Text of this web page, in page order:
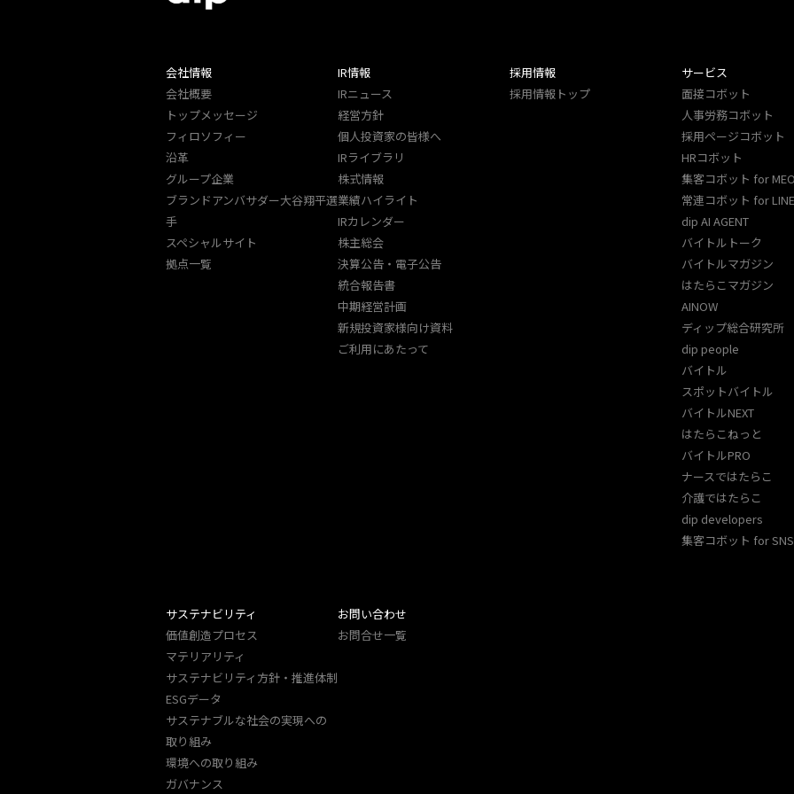
会社情報
会社概要
トップメッセージ
フィロソフィー
沿革
グループ企業
ブランドアンバサダー大谷翔平選
手
スペシャルサイト
拠点一覧
IR情報
IRニュース
経営方針
個人投資家の皆様へ
IRライブラリ
株式情報
業績ハイライト
IRカレンダー
株主総会
決算公告・電子公告
統合報告書
中期経営計画
新規投資家様向け資料
ご利用にあたって
採用情報
採用情報トップ
サービス
面接コボット
人事労務コボット​
採用ページコボット​
HRコボット
集客コボット for MEO
常連コボット for LINE​
dip AI AGENT
バイトルトーク
バイトルマガジン
はたらこマガジン
AINOW
ディップ総合研究所
dip people
バイトル
スポットバイトル
バイトルNEXT
はたらこねっと
バイトルPRO
ナースではたらこ
介護ではたらこ
dip developers
集客コボット for
サステナビリティ
価値創造プロセス
マテリアリティ
サステナビリティ方針・推進体制
ESGデータ
サステナブルな社会の実現への
取り組み
環境への取り組み
ガバナンス
お問い合わせ
お問合せ一覧